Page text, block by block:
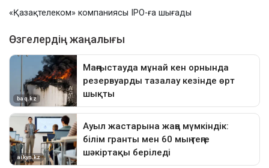
«Қазақтелеком» компаниясы IPO-ға шығады